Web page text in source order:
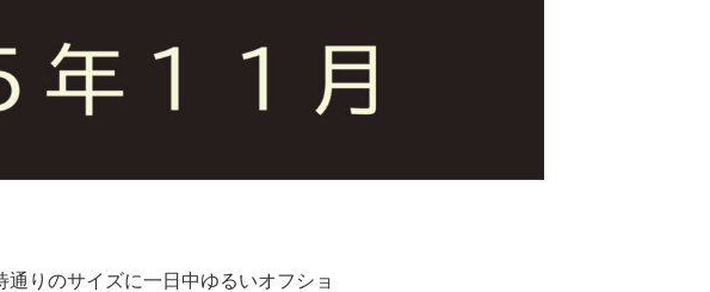
りのサイズに一日中ゆるいオフショ